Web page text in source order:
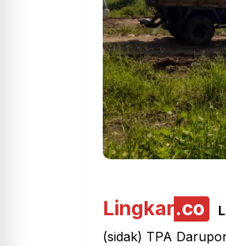
Lingkar.co
(sidak) TPA